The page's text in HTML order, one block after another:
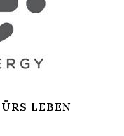
LEBEN